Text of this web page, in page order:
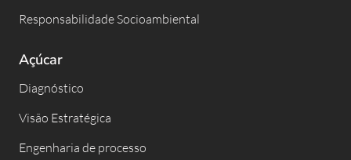
Responsabilidade Socioambiental
Açúcar
Diagnóstico
Visão Estratégica
Engenharia de processo